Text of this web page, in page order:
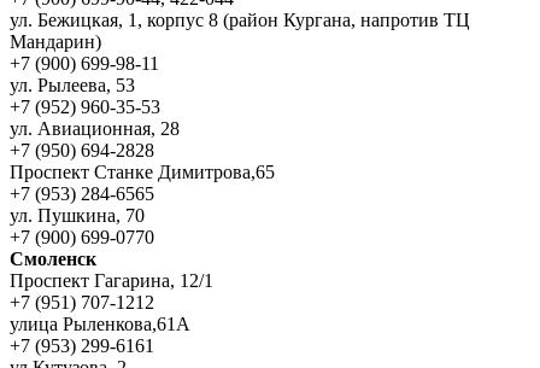
ул. Бежицкая, 1, корпус 8 (район Кургана, напротив ТЦ
Мандарин)
+7 (900) 699-98-11
ул. Рылеева, 53
+7 (952) 960-35-53
ул. Авиационная, 28
+7 (950) 694-2828
Проспект Станке Димитрова,65
+7 (953) 284-6565
ул. Пушкина, 70
+7 (900) 699-0770
Смоленск
Проспект Гагарина, 12/1
+7 (951) 707-1212
улица Рыленкова,61А
+7 (953) 299-6161